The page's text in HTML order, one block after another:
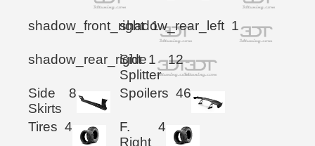
shadow_front_right 1
shadow_rear_left 1
shadow_rear_right 1
Side
Splitter
12
Side
Skirts
8 Spoilers 46
Tires 4
F.
Right
4